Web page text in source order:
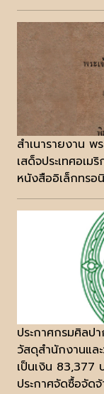
สำเนารายงาน พ
เสด็จประเทศอเม
หนังสืออิเล็กทรอ
ประกาศกรมศิลป
วัสดุสำนักงานแล
เป็นเงิน 83,377
ประกาศจัดซื้อจัด